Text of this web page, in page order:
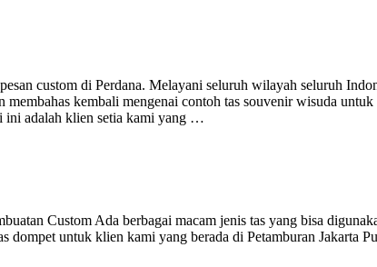
custom di Perdana. Melayani seluruh wilayah seluruh
kembali mengenai contoh tas souvenir wisuda
ini adalah klien setia kami yang …
Custom Ada berbagai macam jenis tas yang bisa
dompet untuk klien kami yang berada di Petamburan Jakarta